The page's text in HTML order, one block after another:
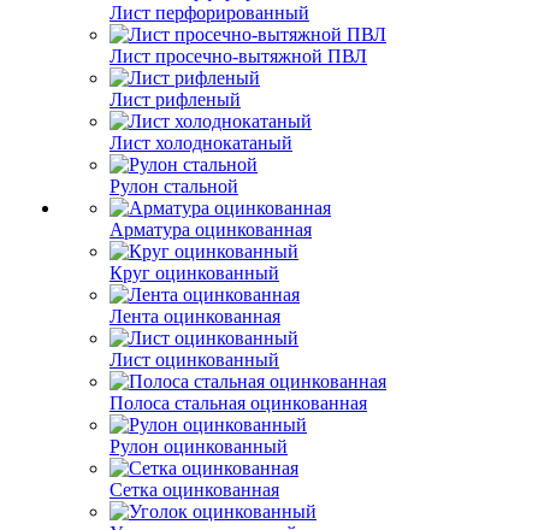
Лист перфорированный
Лист просечно-вытяжной ПВЛ
Лист рифленый
Лист холоднокатаный
Рулон стальной
Арматура оцинкованная
Круг оцинкованный
Лента оцинкованная
Лист оцинкованный
Полоса стальная оцинкованная
Рулон оцинкованный
Сетка оцинкованная